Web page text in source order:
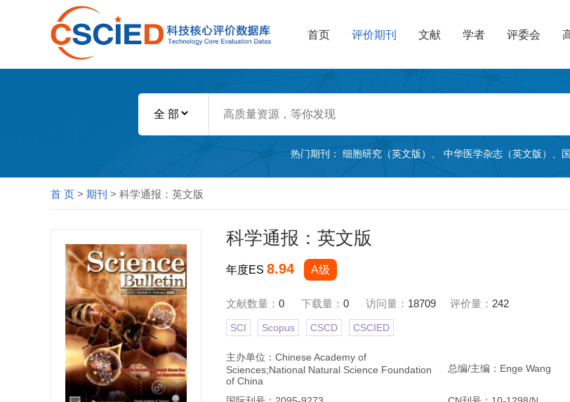
首页 评价期刊 文献 学者 评委会
热门期刊： 细胞研究（英文版） 中华医学杂志（英文版）
首 页 > 期刊 > 科学通报：英文版
科学通报：英文版
年度ES 8.94 A级
文献数量： 0 下载量： 0 访问量： 18709 评价量： 242
SCI Scopus CSCD CSCIED
主办单位：Chinese Academy of
Sciences;National Natural Science Foundation
of China
总编/主编：Enge Wang